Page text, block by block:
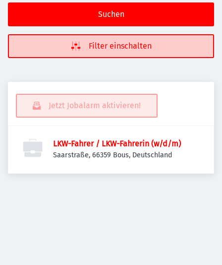
Suchen
Filter einschalten
Jetzt Jobalarm aktivieren!
LKW-Fahrer / LKW-Fahrerin (w/d/m)
Saarstraße, 66359 Bous, Deutschland